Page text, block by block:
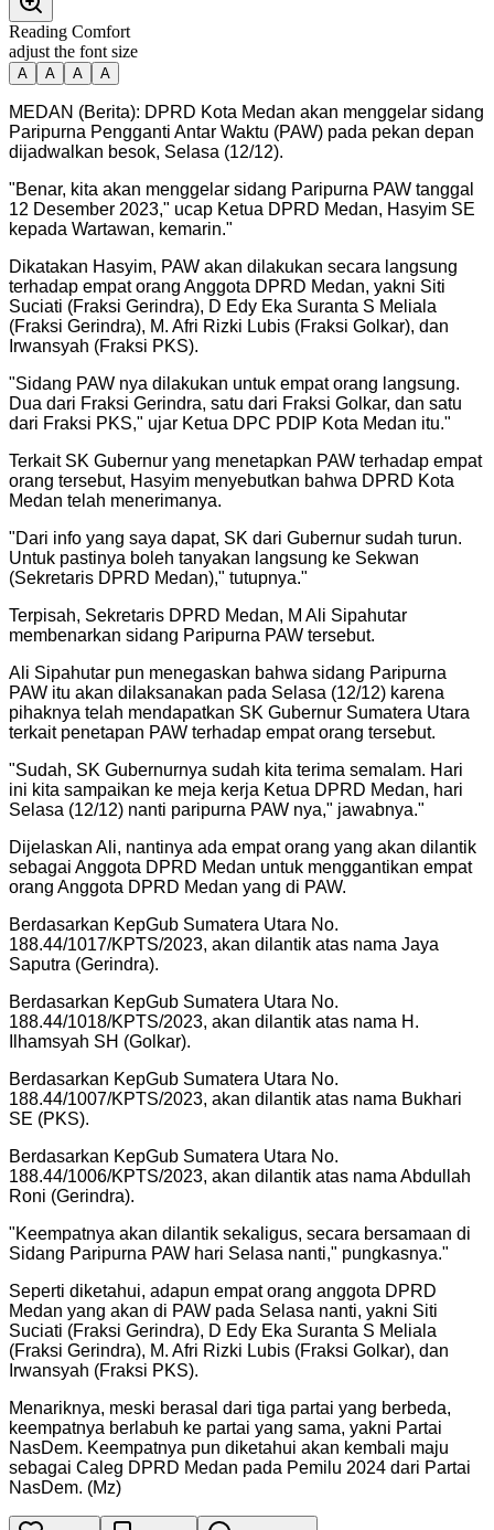
Reading Comfort
adjust the font size
A A A A
MEDAN (Berita): DPRD Kota Medan akan menggelar sidang
Paripurna Pengganti Antar Waktu (PAW) pada pekan depan
dijadwalkan besok, Selasa (12/12).
"Benar, kita akan menggelar sidang Paripurna PAW tanggal
12 Desember 2023," ucap Ketua DPRD Medan, Hasyim SE
kepada Wartawan, kemarin."
Dikatakan Hasyim, PAW akan dilakukan secara langsung
terhadap empat orang Anggota DPRD Medan, yakni Siti
Suciati (Fraksi Gerindra), D Edy Eka Suranta S Meliala
(Fraksi Gerindra), M. Afri Rizki Lubis (Fraksi Golkar), dan
Irwansyah (Fraksi PKS).
"Sidang PAW nya dilakukan untuk empat orang langsung.
Dua dari Fraksi Gerindra, satu dari Fraksi Golkar, dan satu
dari Fraksi PKS," ujar Ketua DPC PDIP Kota Medan itu."
Terkait SK Gubernur yang menetapkan PAW terhadap empat
orang tersebut, Hasyim menyebutkan bahwa DPRD Kota
Medan telah menerimanya.
"Dari info yang saya dapat, SK dari Gubernur sudah turun.
Untuk pastinya boleh tanyakan langsung ke Sekwan
(Sekretaris DPRD Medan)," tutupnya."
Terpisah, Sekretaris DPRD Medan, M Ali Sipahutar
membenarkan sidang Paripurna PAW tersebut.
Ali Sipahutar pun menegaskan bahwa sidang Paripurna
PAW itu akan dilaksanakan pada Selasa (12/12) karena
pihaknya telah mendapatkan SK Gubernur Sumatera Utara
terkait penetapan PAW terhadap empat orang tersebut.
"Sudah, SK Gubernurnya sudah kita terima semalam. Hari
ini kita sampaikan ke meja kerja Ketua DPRD Medan, hari
Selasa (12/12) nanti paripurna PAW nya," jawabnya."
Dijelaskan Ali, nantinya ada empat orang yang akan dilantik
sebagai Anggota DPRD Medan untuk menggantikan empat
orang Anggota DPRD Medan yang di PAW.
Berdasarkan KepGub Sumatera Utara No.
188.44/1017/KPTS/2023, akan dilantik atas nama Jaya
Saputra (Gerindra).
Berdasarkan KepGub Sumatera Utara No.
188.44/1018/KPTS/2023, akan dilantik atas nama H.
Ilhamsyah SH (Golkar).
Berdasarkan KepGub Sumatera Utara No.
188.44/1007/KPTS/2023, akan dilantik atas nama Bukhari
SE (PKS).
Berdasarkan KepGub Sumatera Utara No.
188.44/1006/KPTS/2023, akan dilantik atas nama Abdullah
Roni (Gerindra).
"Keempatnya akan dilantik sekaligus, secara bersamaan di
Sidang Paripurna PAW hari Selasa nanti," pungkasnya."
Seperti diketahui, adapun empat orang anggota DPRD
Medan yang akan di PAW pada Selasa nanti, yakni Siti
Suciati (Fraksi Gerindra), D Edy Eka Suranta S Meliala
(Fraksi Gerindra), M. Afri Rizki Lubis (Fraksi Golkar), dan
Irwansyah (Fraksi PKS).
Menariknya, meski berasal dari tiga partai yang berbeda,
keempatnya berlabuh ke partai yang sama, yakni Partai
NasDem. Keempatnya pun diketahui akan kembali maju
sebagai Caleg DPRD Medan pada Pemilu 2024 dari Partai
NasDem. (Mz)